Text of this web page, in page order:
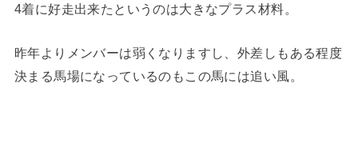
4着に好走出来たというのは大きなプラス材料。
昨年よりメンバーは弱くなりますし、外差しもある程度
決まる馬場になっているのもこの馬には追い風。